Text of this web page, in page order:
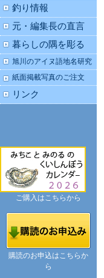
釣り情報
元・編集長の直言
暮らしの隅を彫る
旭川のアイヌ語地名研究
紙面掲載写真のご注文
リンク
ご購入はこちらから
購読のお申込はこちらか
ら